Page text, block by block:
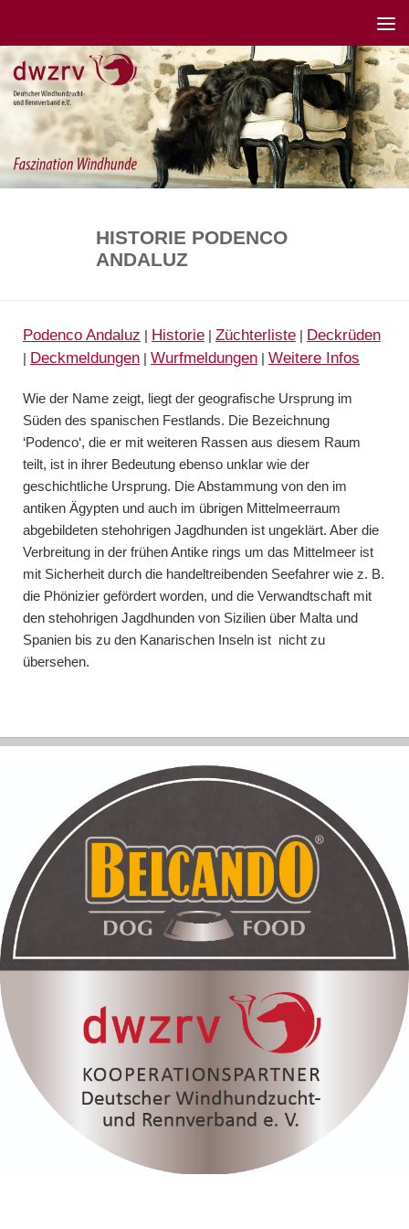
HISTORIE PODENCO
ANDALUZ
Podenco Andaluz | Historie | Züchterliste | Deckrüden
| Deckmeldungen | Wurfmeldungen | Weitere Infos
Wie der Name zeigt, liegt der geografische Ursprung im
Süden des spanischen Festlands. Die Bezeichnung
‘Podenco‘, die er mit weiteren Rassen aus diesem Raum
teilt, ist in ihrer Bedeutung ebenso unklar wie der
geschichtliche Ursprung. Die Abstammung von den im
antiken Ägypten und auch im übrigen Mittelmeerraum
abgebildeten stehohrigen Jagdhunden ist ungeklärt. Aber die
Verbreitung in der frühen Antike rings um das Mittelmeer ist
mit Sicherheit durch die handeltreibenden Seefahrer wie z. B.
die Phönizier gefördert worden, und die Verwandtschaft mit
den stehohrigen Jagdhunden von Sizilien über Malta und
Spanien bis zu den Kanarischen Inseln ist nicht zu
übersehen.